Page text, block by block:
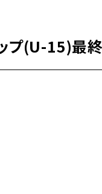
プ(U-15)最